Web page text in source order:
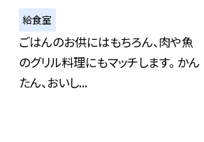
給食室
ごはんのお供にはもちろん、肉や魚
のグリル料理にもマッチします。 かん
たん、おいし...